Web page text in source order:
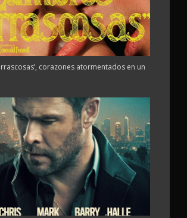
corazones atormentados en un